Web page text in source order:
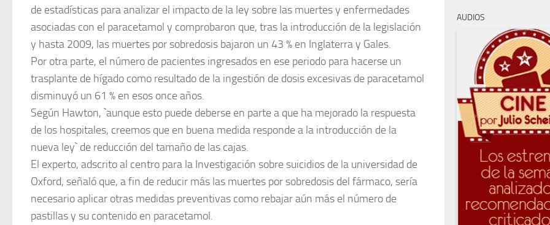
de estadísticas para analizar el impacto de la ley sobre las muertes y enfermedades
asociadas con el paracetamol y comprobaron que, tras la introducción de la legislación
y hasta 2009, las muertes por sobredosis bajaron un 43 % en Inglaterra y Gales.
Por otra parte, el número de pacientes ingresados en ese periodo para hacerse un
trasplante de hígado como resultado de la ingestión de dosis excesivas de paracetamol
disminuyó un 61 % en esos once años.
Según Hawton, `aunque esto puede deberse en parte a que ha mejorado la respuesta
de los hospitales, creemos que en buena medida responde a la introducción de la
nueva ley` de reducción del tamaño de las cajas.
El experto, adscrito al centro para la Investigación sobre suicidios de la universidad de
Oxford, señaló que, a fin de reducir más las muertes por sobredosis del fármaco, sería
necesario aplicar otras medidas preventivas como rebajar aún más el número de
pastillas y su contenido en paracetamol.
AUDIOS